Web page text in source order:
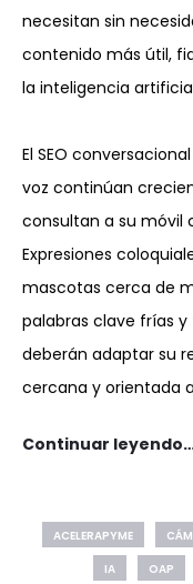
necesitan sin
contenido más útil,
la inteligencia
El SEO
voz continúan
consultan a su móvil
Expresiones
mascotas cerca de
palabras clave frías y
deberán adaptar su
cercana y orientada
Continuar
ACELERAPYME
IA
OAP